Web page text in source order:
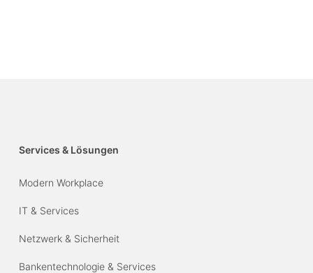
Services & Lösungen
Modern Workplace
IT & Services
Netzwerk & Sicherheit
Bankentechnologie & Services